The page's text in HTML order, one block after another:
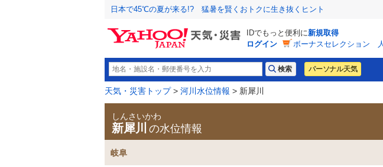
日本で45℃の夏が来る!? 猛暑を賢くおトクに生き抜くヒント
IDでもっと便利に新規取得
ログイン
ボーナスセレクション
パーソナル天気
天気・災害トップ> 河川水位情報 > 新犀川
しんさいかわ
新犀川 の水位情報
岐阜